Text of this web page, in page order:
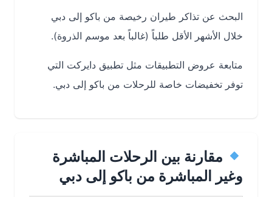
البحث عن تذاكر طيران رخيصة من باكو إلى دبي
خلال الأشهر الأقل طلباً (غالباً بعد موسم الذروة).
متابعة عروض التطبيقات مثل تطبيق دايركت التي
توفر تخفيضات خاصة للرحلات من باكو إلى دبي.
مقارنة بين الرحلات المباشرة
وغير المباشرة من باكو إلى دبي